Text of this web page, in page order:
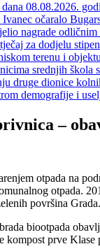
08.08.2026.
očaralo
nagrade odličnim
za dodjelu
terenu i
srednjih
druge dionice
demografije i
–
otpada na
otpada.
površina Grada.
biootpada
kompost prve